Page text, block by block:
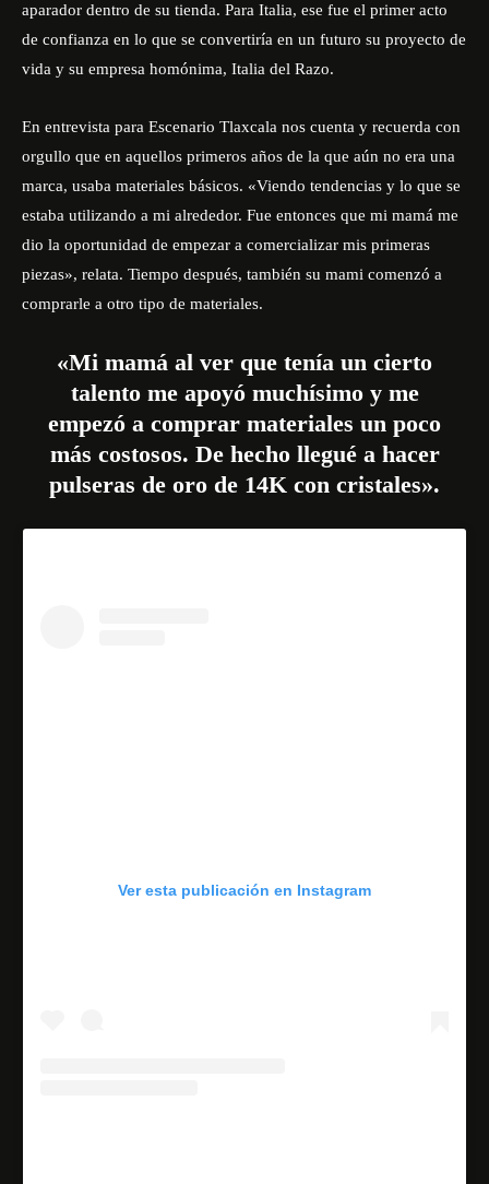
aparador dentro de su tienda. Para Italia, ese fue el primer acto
de confianza en lo que se convertiría en un futuro su proyecto de
vida y su empresa homónima, Italia del Razo.
En entrevista para Escenario Tlaxcala nos cuenta y recuerda con
orgullo que en aquellos primeros años de la que aún no era una
marca, usaba materiales básicos. «Viendo tendencias y lo que se
estaba utilizando a mi alrededor. Fue entonces que mi mamá me
dio la oportunidad de empezar a comercializar mis primeras
piezas», relata. Tiempo después, también su mami comenzó a
comprarle a otro tipo de materiales.
«Mi mamá al ver que tenía un cierto
talento me apoyó muchísimo y me
empezó a comprar materiales un poco
más costosos. De hecho llegué a hacer
pulseras de oro de 14K con cristales».
Ver esta publicación en Instagram